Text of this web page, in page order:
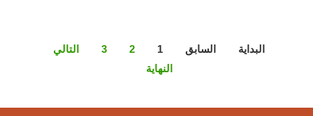
البداية السابق 1
2
3
التالي
النهاية